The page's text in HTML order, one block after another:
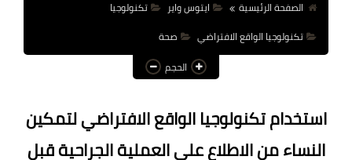
فن وثقافة
أخبار عربية
أخبار النجوم
الصفحة الرئيسية
ايتوس واير
تكنولوجيا
تكنولوجيا الواقع الافتراضي
صحة
الحجم
استخدام تكنولوجيا الواقع الافتراضي لتمكين
النساء من الاطلاع على العملية الجراحية قبل